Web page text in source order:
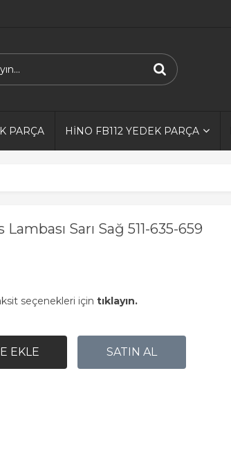
PARÇA HİNO FB112 YEDEK PARÇA
Sarı Sağ 511-635-659
seçenekleri için tıklayın.